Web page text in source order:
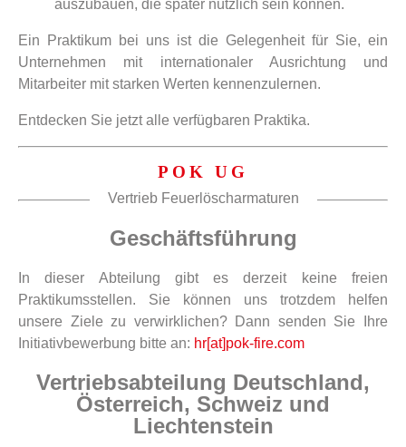
auszubauen, die später nützlich sein können.
Ein Praktikum bei uns ist die Gelegenheit für Sie, ein
Unternehmen mit internationaler Ausrichtung und
Mitarbeiter mit starken Werten kennenzulernen.
Entdecken Sie jetzt alle verfügbaren Praktika.
POK UG
Vertrieb Feuerlöscharmaturen
Geschäftsführung
In dieser Abteilung gibt es derzeit keine freien
Praktikumsstellen. Sie können uns trotzdem helfen
unsere Ziele zu verwirklichen? Dann senden Sie Ihre
Initiativbewerbung bitte an: hr[at]pok-fire.com
Vertriebsabteilung Deutschland,
Österreich, Schweiz und
Liechtenstein